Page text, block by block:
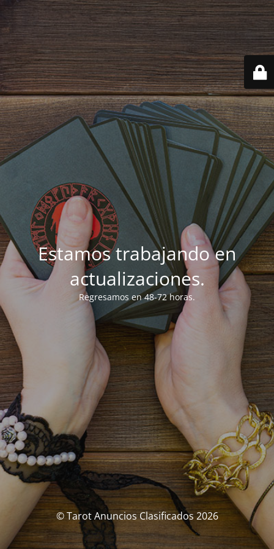
Estamos trabajando en
actualizaciones.
Regresamos en 48-72 horas.
© Tarot Anuncios Clasificados 2026